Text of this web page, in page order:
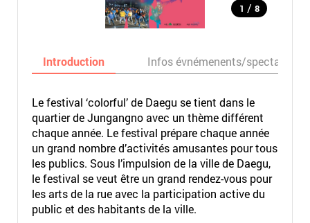
1 / 8
Introduction Infos évnémenents/spectacles
Le festival ‘colorful’ de Daegu se tient dans le
quartier de Jungangno avec un thème différent
chaque année. Le festival prépare chaque année
un grand nombre d’activités amusantes pour tous
les publics. Sous l’impulsion de la ville de Daegu,
le festival se veut être un grand rendez-vous pour
les arts de la rue avec la participation active du
public et des habitants de la ville.